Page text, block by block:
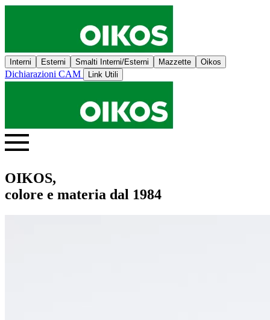
Interni Esterni Smalti Interni/Esterni Mazzette Oikos
Dichiarazioni CAM Link Utili
OIKOS,
colore e materia dal 1984